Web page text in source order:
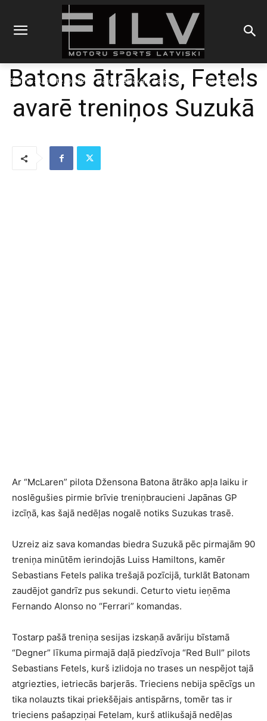
Sākums Uncategorized Batons ātrākais, Fetels avarē treniņos Suzukā
Batons ātrākais, Fetels
avarē treniņos Suzukā
Ar “McLaren” pilota Džensona Batona ātrāko apļa laiku ir
noslēgušies pirmie brīvie treniņbraucieni Japānas GP
izcīņā, kas šajā nedēļas nogalē notiks Suzukas trasē.
Uzreiz aiz sava komandas biedra Suzukā pēc pirmajām 90
treniņa minūtēm ierindojās Luiss Hamiltons, kamēr
Sebastians Fetels palika trešajā pozīcijā, turklāt Batonam
zaudējot gandrīz pus sekundi. Ceturto vietu ieņēma
Fernando Alonso no “Ferrari” komandas.
Tostarp pašā treniņa sesijas izskaņā avāriju bīstamā
“Degner” līkuma pirmajā daļā piedzīvoja “Red Bull” pilots
Sebastians Fetels, kurš izlidoja no trases un nespējot tajā
atgriezties, ietriecās barjerās. Trieciens nebija spēcīgs un
tika nolauzts tikai priekšējais antispārns, tomēr tas ir
trieciens pašapziņai Fetelam, kurš atlikušajā nedēļas